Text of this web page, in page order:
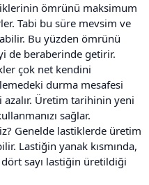
ömrünü maksimum
Tabi bu süre mevsim ve
Bu yüzden ömrünü
de beraberinde getirir.
çok net kendini
durma mesafesi
azalır. Üretim tarihinin yeni
sağlar.
Genelde lastiklerde üretim
Lastiğin yanak kısmında,
sayı lastiğin üretildiği